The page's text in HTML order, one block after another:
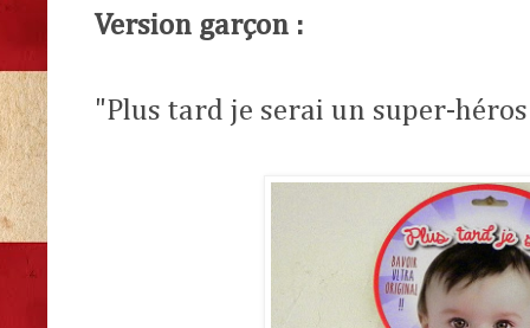
Version garçon :
"Plus tard je serai un super-